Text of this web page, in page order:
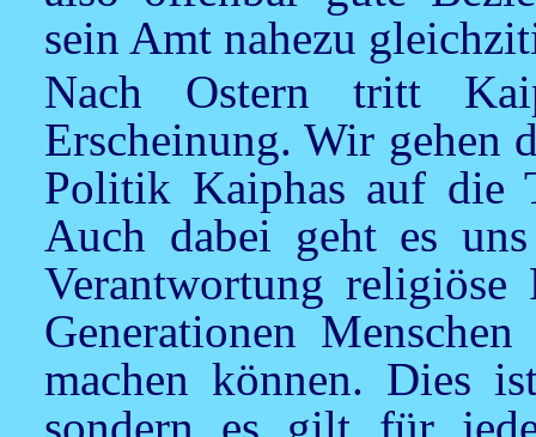
sein Amt nahezu
Nach Ostern tritt
Erscheinung. Wir gehen
Politik Kaiphas auf die
Auch dabei geht es
Verantwortung
Generationen
machen können. Dies
sondern es gilt für